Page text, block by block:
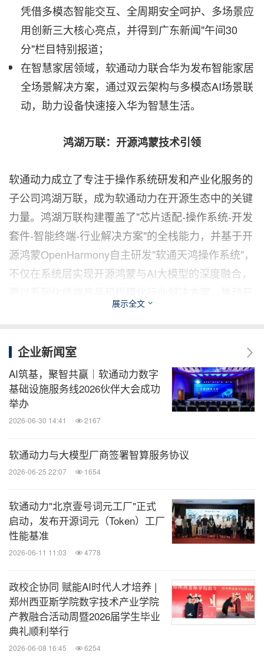
凭借多模态智能交互、全周期安全呵护、多场景应
用创新三大核心亮点，并得到广东新闻"午间30
分"栏目特别报道；
在智慧家居领域，软通动力联合华为发布智能家居
全场景解决方案，通过双云架构与多模态AI场景联
动，助力设备快速接入华为智慧生活。
鸿湖万联：开源鸿蒙技术引领
软通动力成立了专注于操作系统研发和产业化服务的
子公司鸿湖万联，成为软通动力在开源生态中的关键
力量。鸿湖万联构建覆盖了"芯片适配‑操作系统‑开发
套件‑智能终端-行业解决方案"的全栈能力，并基于开
源鸿蒙OpenHarmony自主研发"软通天鸿操作系统"，
不仅在系统层实现开源鸿蒙与AI大模型的深度融合，
源技术在千行百业中扎根生长。
技术奠基，软通天鸿操作系统持续迭代
软通天鸿操作系统通过系统性的功能增强与架构优
化，实现了从底层内核、安全防御到用户体验的全链
路提升。2025年12月，软通天鸿操作系统6正式发
智能"百余种端侧视觉算法与智能分析能力，同时在
多媒体能力、连接能力、显示与交互、稳定与安全等
多个维度，升级优化300余项，进一步夯实了其作为
行业数字底座的技术支撑能力。
产品矩阵+领先方案，赋能行业数智化
在产品层面，鸿湖万联形成了覆盖会议办公、教育教
学、安全摄录等领域的全场景智能终端产品矩阵。
在公众服务领域，搭载软通天鸿操作系统的社保终
展示全文
企业新闻室
AI筑基，聚智共赢｜软通动力数字
基础设施服务线2026伙伴大会成功
举办
2026-06-30 14:41 2167
软通动力与大模型厂商签署智算服务协议
2026-06-25 22:07 1654
软通动力"北京壹号词元工厂"正式
启动，发布开源词元（Token）工厂
性能基准
2026-06-11 11:03 4778
政校企协同 赋能AI时代人才培养 |
郑州西亚斯学院数字技术产业学院
产教融合活动周暨2026届学生毕业
典礼顺利举行
2026-06-08 16:45 6254